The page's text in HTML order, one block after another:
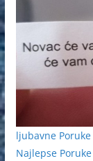
ljubavne Poruke
Najlepse Poruke